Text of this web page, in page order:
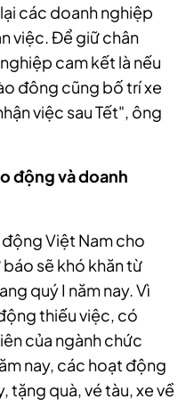
các doanh nghiệp
việc. Để giữ chân
cam kết là nếu
đông cũng bố trí xe
việc sau Tết", ông
động và doanh
Việt Nam cho
sẽ khó khăn từ
quý I năm nay. Vì
thiếu việc, có
của ngành chức
nay, các hoạt động
tặng quà, vé tàu, xe về